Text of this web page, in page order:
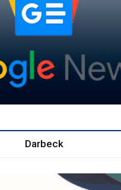
Darbeck